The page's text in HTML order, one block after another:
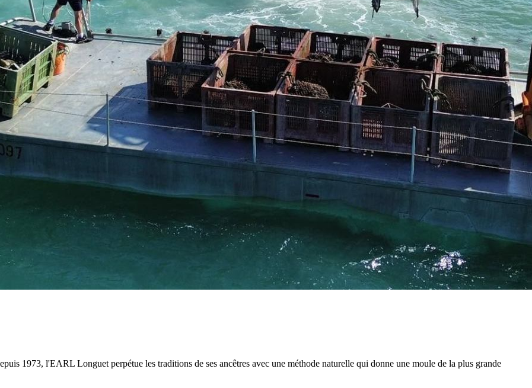
1973, l'EARL Longuet perpétue les traditions de ses ancêtres avec une méthode naturelle qui donne une moule de la plus grande